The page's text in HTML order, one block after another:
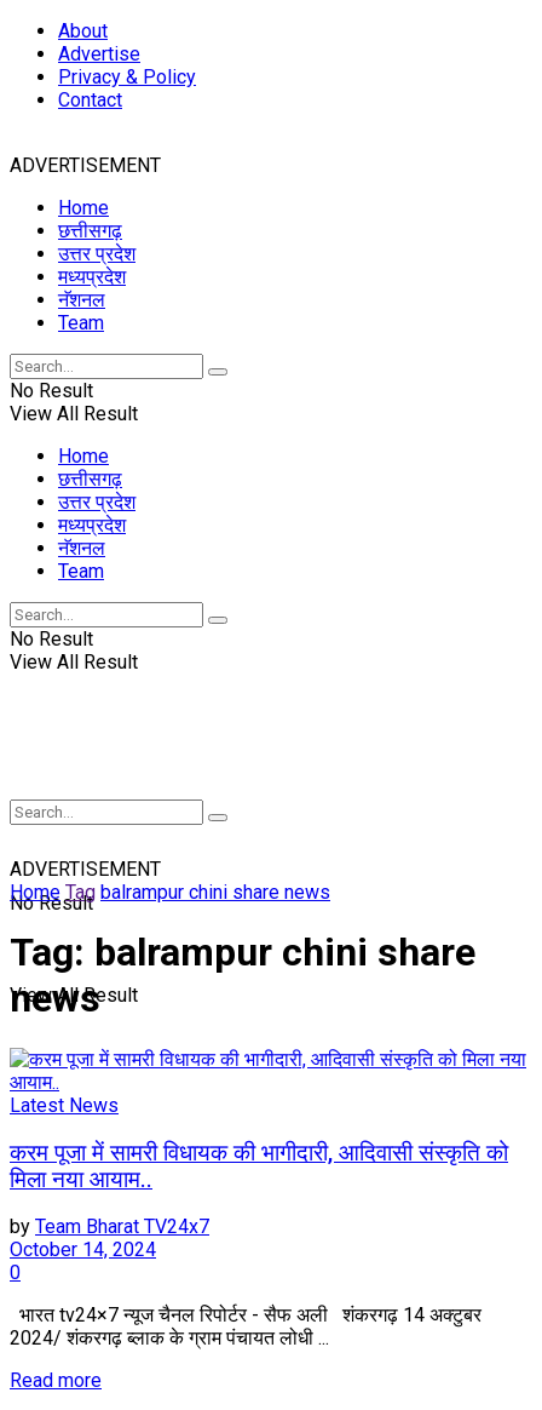
About
Advertise
Privacy & Policy
Contact
ADVERTISEMENT
Home
छत्तीसगढ़
उत्तर प्रदेश
मध्यप्रदेश
नॅशनल
Team
No Result
View All Result
Home
छत्तीसगढ़
उत्तर प्रदेश
मध्यप्रदेश
नॅशनल
Team
No Result
View All Result
No Result
View All Result
ADVERTISEMENT
Home Tag balrampur chini share news
Tag: balrampur chini share
news
Latest News
करम पूजा में सामरी विधायक की भागीदारी, आदिवासी संस्कृति को
मिला नया आयाम..
by Team Bharat TV24x7
October 14, 2024
0
भारत tv24×7 न्यूज चैनल रिपोर्टर - सैफ अली शंकरगढ़ 14 अक्टुबर
2024/ शंकरगढ़ ब्लाक के ग्राम पंचायत लोधी ...
Read more